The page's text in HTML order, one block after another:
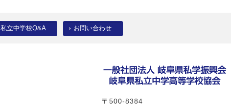
私立中学校Q&A お問い合わせ
〒500-8384